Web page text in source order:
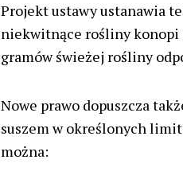
Projekt ustawy ustanawia
niekwitnące rośliny konopi
gramów świeżej rośliny
Nowe prawo dopuszcza
suszem w określonych
można: